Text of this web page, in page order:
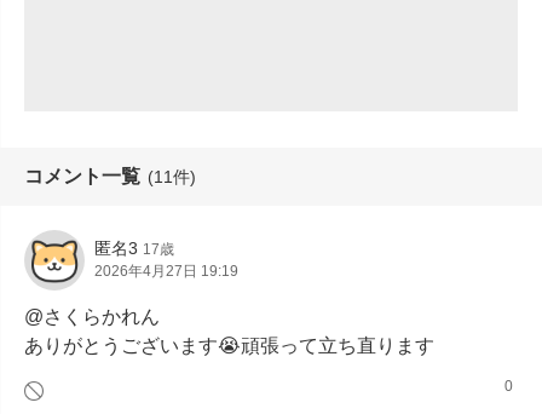
コメント一覧 (11件)
匿名3 17歳
2026年4月27日 19:19
@さくらかれん
ありがとうございます😭頑張って立ち直ります
0